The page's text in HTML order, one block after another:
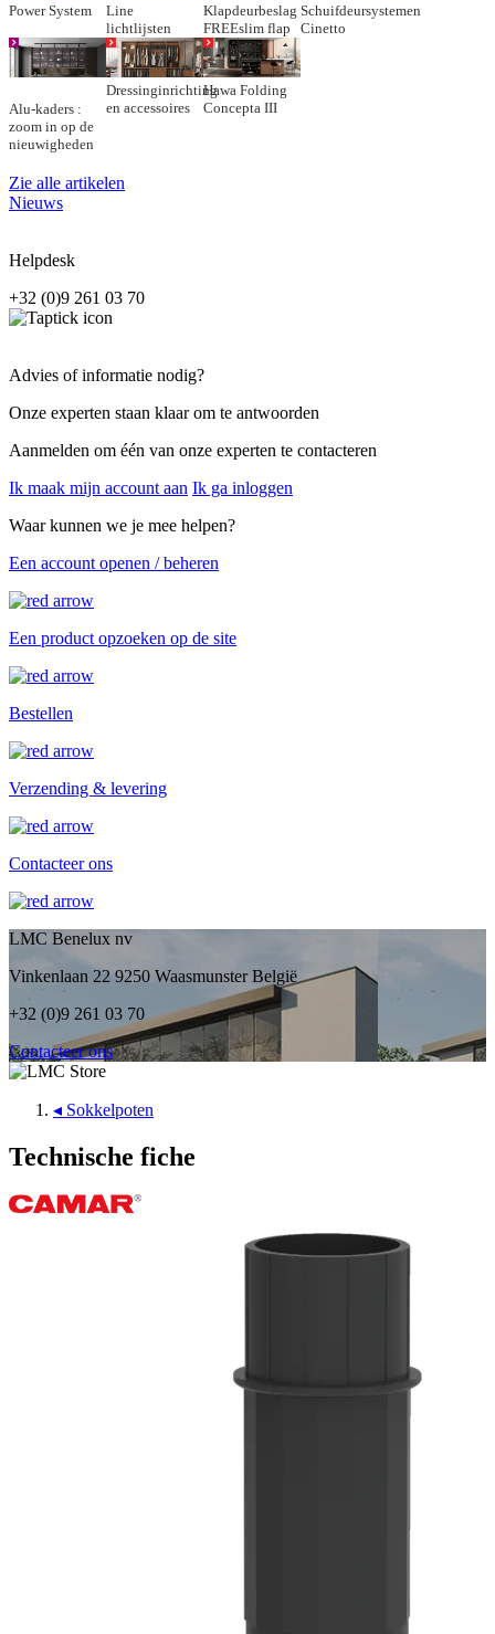
Power System
Line
lichtlijsten
Klapdeurbeslag
FREEslim flap
Schuifdeursystemen
Cinetto
Alu-kaders :
zoom in op de
nieuwigheden
Dressinginrichting
en accessoires
Hawa Folding
Concepta III
Zie alle artikelen
Nieuws
Helpdesk
+32 (0)9 261 03 70
Advies of informatie nodig?
Onze experten staan klaar om te antwoorden
Aanmelden om één van onze experten te contacteren
Ik maak mijn account aan Ik ga inloggen
Waar kunnen we je mee helpen?
Een account openen / beheren
Een product opzoeken op de site
Bestellen
Verzending & levering
Contacteer ons
LMC Benelux nv
Vinkenlaan 22 9250 Waasmunster België
+32 (0)9 261 03 70
Contacteer ons
◂ Sokkelpoten
Technische fiche